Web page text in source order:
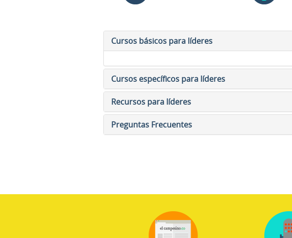
Cursos básicos para líderes
Cursos específicos para líderes
Recursos para líderes
Preguntas Frecuentes